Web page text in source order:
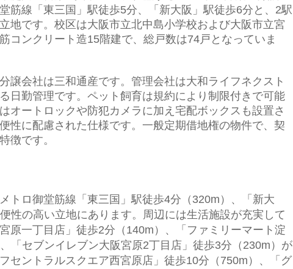
筋線「東三国」駅徒歩5分、「新大阪」駅徒歩6分と、2駅
地です。校区は大阪市立北中島小学校および大阪市立宮
コンクリート造15階建で、総戸数は74戸となっていま
譲会社は三和通産です。管理会社は大和ライフネクスト
日勤管理です。ペット飼育は規約により制限付きで可能
オートロックや防犯カメラに加え宅配ボックスも設置さ
性に配慮された仕様です。一般定期借地権の物件で、契
徴です。
トロ御堂筋線「東三国」駅徒歩4分（320m）、「新大
性の高い立地にあります。周辺には生活施設が充実して
原一丁目店」徒歩2分（140m）、「ファミリーマート淀
「セブンイレブン大阪宮原2丁目店」徒歩3分（230m）が
セントラルスクエア西宮原店」徒歩10分（750m）、「グ